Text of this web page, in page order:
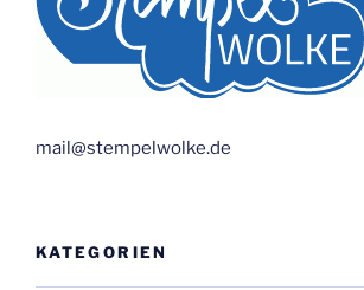
mail@stempelwolke.de
KATEGORIEN